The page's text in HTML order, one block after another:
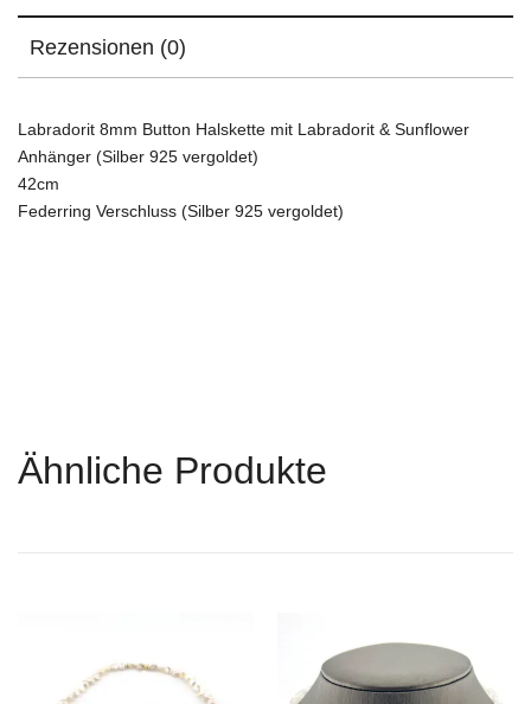
Rezensionen (0)
Labradorit 8mm Button Halskette mit Labradorit & Sunflower
Anhänger (Silber 925 vergoldet)
42cm
Federring Verschluss (Silber 925 vergoldet)
Ähnliche Produkte